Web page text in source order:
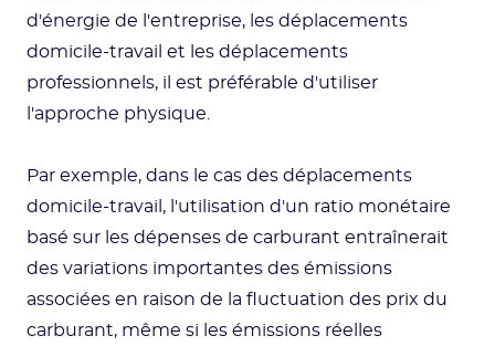
d'énergie de l'entreprise, les déplacements
domicile-travail et les déplacements
professionnels, il est préférable d'utiliser
l'approche physique.
Par exemple, dans le cas des déplacements
domicile-travail, l'utilisation d'un ratio monétaire
basé sur les dépenses de carburant entraînerait
des variations importantes des émissions
associées en raison de la fluctuation des prix du
carburant, même si les émissions réelles